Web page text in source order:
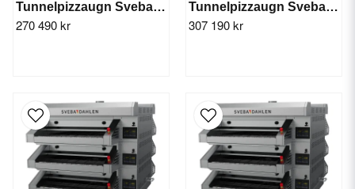
Tunnelpizzaugn Sveba Dahlen TP21
270 490 kr
Tunnelpizzaugn Sveba Dahlen TP22
307 190 kr